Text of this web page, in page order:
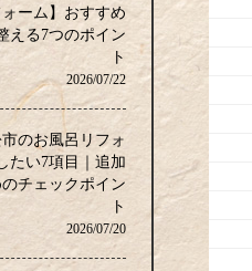
ォーム】おすすめ
える7つのポイン
ト
2026/07/22
のお風呂リフォ
たい7項目｜追加
チェックポイン
ト
2026/07/20